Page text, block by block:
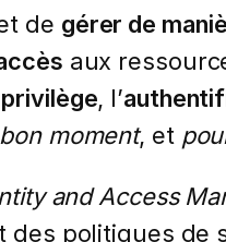
de gérer de
aux
, l’
bon moment, et
and Access
des politiques de